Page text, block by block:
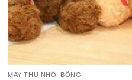
MAY THÚ NHỒI BÔNG